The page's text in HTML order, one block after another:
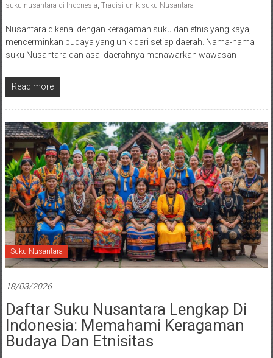
suku nusantara di Indonesia Tradisi unik suku Nusantara
Nusantara dikenal dengan keragaman suku dan etnis yang kaya,
mencerminkan budaya yang unik dari setiap daerah. Nama-nama
suku Nusantara dan asal daerahnya menawarkan wawasan
Read more
Suku Nusantara
18/03/2026
Daftar Suku Nusantara Lengkap Di
Indonesia: Memahami Keragaman
Budaya Dan Etnisitas